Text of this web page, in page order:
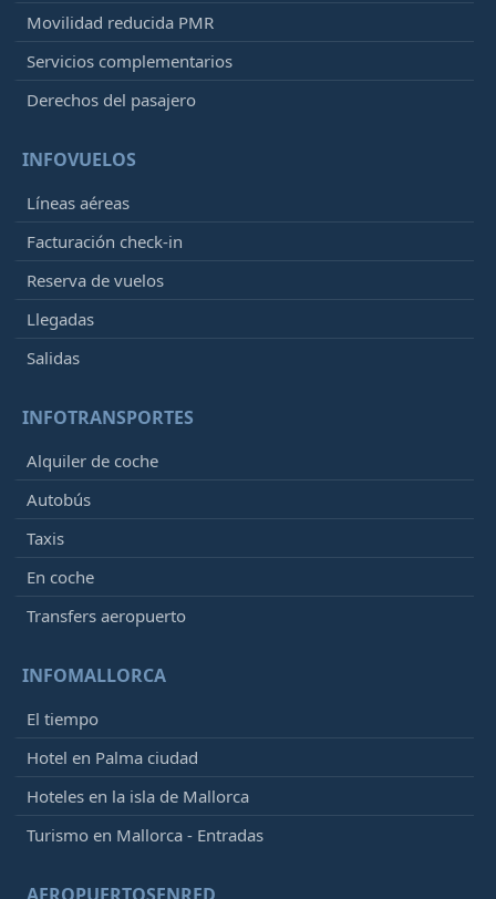
Movilidad reducida PMR
Servicios complementarios
Derechos del pasajero
INFOVUELOS
Líneas aéreas
Facturación check-in
Reserva de vuelos
Llegadas
Salidas
INFOTRANSPORTES
Alquiler de coche
Autobús
Taxis
En coche
Transfers aeropuerto
INFOMALLORCA
El tiempo
Hotel en Palma ciudad
Hoteles en la isla de Mallorca
Turismo en Mallorca - Entradas
AEROPUERTOSENRED